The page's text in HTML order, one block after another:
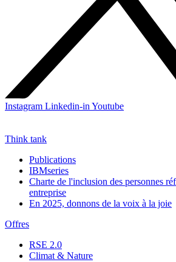
Instagram Linkedin-in Youtube
Think tank
Publications
IBMseries
Charte de l'inclusion des personnes
entreprise
En 2025, donnons de la voix à la joie
Offres
RSE 2.0
Climat & Nature